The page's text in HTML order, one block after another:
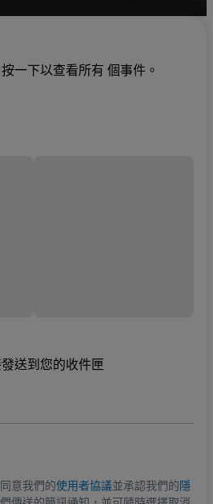
一下以查看所有 個事件。
送到您的收件匣
意我們的使用者協議並承認我們的隱